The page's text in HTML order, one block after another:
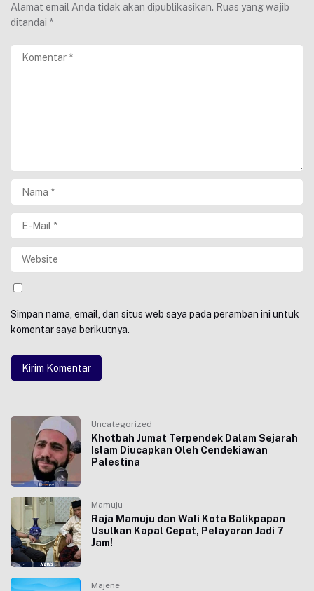
Alamat email Anda tidak akan dipublikasikan. Ruas yang wajib
ditandai *
Simpan nama, email, dan situs web saya pada peramban ini untuk
komentar saya berikutnya.
Uncategorized
Khotbah Jumat Terpendek Dalam Sejarah
Islam Diucapkan Oleh Cendekiawan
Palestina
Mamuju
Raja Mamuju dan Wali Kota Balikpapan
Usulkan Kapal Cepat, Pelayaran Jadi 7
Jam!
Majene